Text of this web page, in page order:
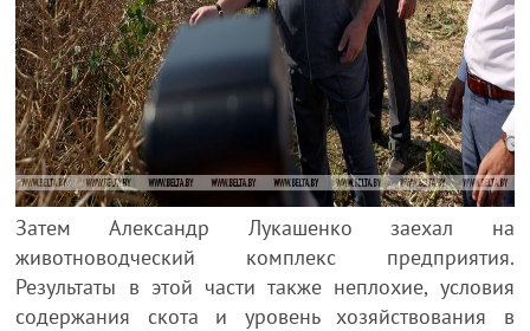
Затем Александр Лукашенко заехал на
животноводческий комплекс предприятия.
Результаты в этой части также неплохие, условия
содержания скота и уровень хозяйствования в